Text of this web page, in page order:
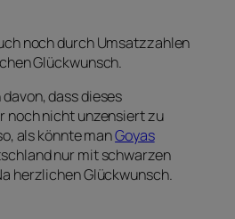
noch durch Umsatzzahlen
Glückwunsch.
dass dieses
noch nicht unzensiert zu
als könnte manGoyas
nur mit schwarzen
herzlichen Glückwunsch.